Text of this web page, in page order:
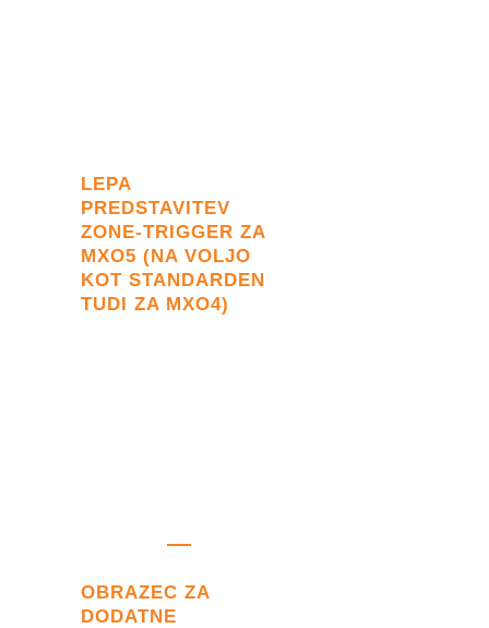
LEPA
PREDSTAVITEV
ZONE-TRIGGER ZA
MXO5 (NA VOLJO
KOT STANDARDEN
TUDI ZA MXO4)
OBRAZEC ZA
DODATNE